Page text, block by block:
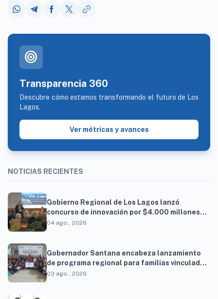
target
Transparencia 360
Descubre cómo estamos transformando el futuro de Los
Lagos.
Ver métricas y avances
NOTICIAS RECIENTES
Gobierno Regional de Los Lagos lanzó
concurso de innovación por $4.000 millones
para resolver brechas productivas del
04 ago., 2026
Gobernador Santana encabeza lanzamiento
de programa regional para familias vinculadas
al autismo
03 ago., 2026